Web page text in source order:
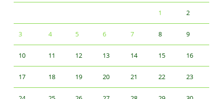
1 2
3 4 5 6 7 8 9
10 11 12 13 14 15 16
17 18 19 20 21 22 23